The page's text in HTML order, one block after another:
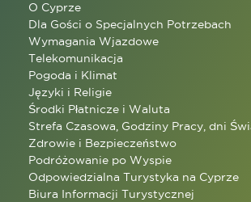
O Cyprze
Dla Gości o Specjalnych Potrzebach
Wymagania Wjazdowe
Telekomunikacja
Pogoda i Klimat
Języki i Religie
Środki Płatnicze i Waluta
Strefa Czasowa, Godziny Pracy, dni
Zdrowie i Bezpieczeństwo
Podróżowanie po Wyspie
Odpowiedzialna Turystyka na Cyprze
Biura Informacji Turystycznej